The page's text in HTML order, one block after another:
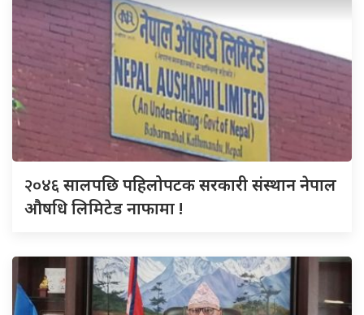
२०४६सालपछि पहिलोपटक सरकारी संस्थान नेपाल
औषधि लिमिटेड नाफामा !